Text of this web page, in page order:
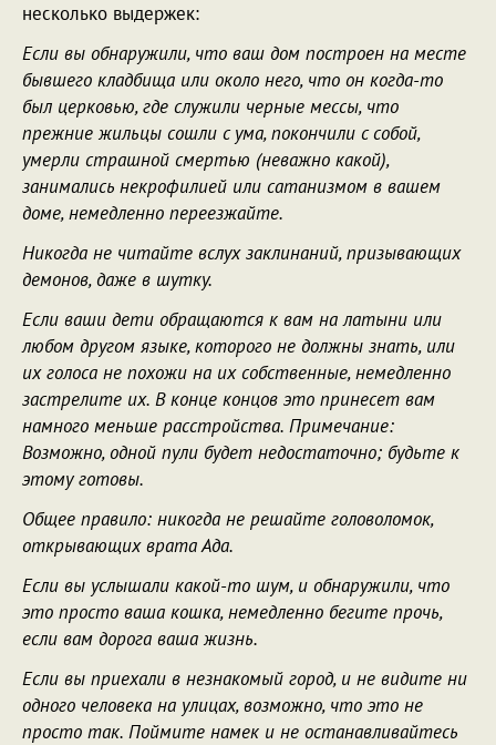
несколько выдержек:
Если вы обнаружили, что ваш дом построен на месте
бывшего кладбища или около него, что он когда-то
был церковью, где служили черные мессы, что
прежние жильцы сошли с ума, покончили с собой,
умерли страшной смертью (неважно какой),
занимались некрофилией или сатанизмом в вашем
доме, немедленно переезжайте.
Hикогда не читайте вслух заклинаний, призывающих
демонов, даже в шутку.
Если ваши дети обращаются к вам на латыни или
любом другом языке, которого не должны знать, или
их голоса не похожи на их собственные, немедленно
застрелите их. В конце концов это принесет вам
намного меньше расстройства. Примечание:
Возможно, одной пули будет недостаточно; будьте к
этому готовы.
Общее правило: никогда не решайте головоломок,
открывающих врата Ада.
Если вы услышали какой-то шум, и обнаружили, что
это просто ваша кошка, немедленно бегите прочь,
если вам дорога ваша жизнь.
Если вы приехали в незнакомый город, и не видите ни
одного человека на улицах, возможно, что это не
просто так. Поймите намек и не останавливайтесь